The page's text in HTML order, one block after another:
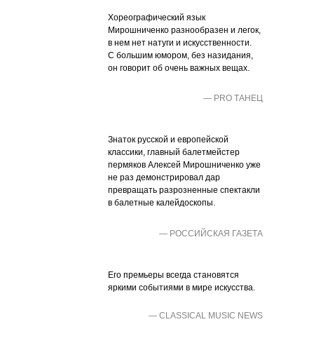
Его премьеры всегда становятся
яркими событиями в мире искусства.
— CLASSICAL MUSIC NEWS
Знаток русской и европейской
классики, главный балетмейстер
пермяков Алексей Мирошниченко уже
не раз демонстрировал дар
превращать разрозненные спектакли
в балетные калейдоскопы.
— РОССИЙСКАЯ ГАЗЕТА
Хореографический язык
Мирошниченко разнообразен и легок,
в нем нет натуги и искусственности.
C большим юмором, без назидания,
он говорит об очень важных вещах.
— PRO ТАНЕЦ